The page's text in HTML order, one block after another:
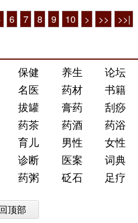
6 7 8 9 10 > >> >>|
保健 养生
论坛
名医 药材
书籍
拔罐 膏药
刮痧
药茶 药酒
药浴
育儿 男性
女性
诊断 医案
词典
药粥 砭石 足疗
顶部